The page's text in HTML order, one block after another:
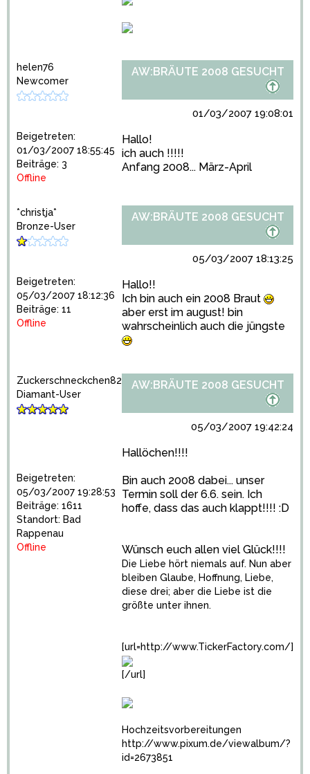
helen76
Newcomer
Beigetreten:
01/03/2007 18:55:45
Beiträge: 3
Offline
AW:BRÄUTE 2008 GESUCHT
01/03/2007 19:08:01
Hallo!
ich auch !!!!!
Anfang 2008... März-April
*christja*
Bronze-User
Beigetreten:
05/03/2007 18:12:36
Beiträge: 11
Offline
AW:BRÄUTE 2008 GESUCHT
05/03/2007 18:13:25
Hallo!!
Ich bin auch ein 2008 Braut
aber erst im august! bin
wahrscheinlich auch die jüngste
Zuckerschneckchen82
Diamant-User
Beigetreten:
05/03/2007 19:28:53
Beiträge: 1611
Standort: Bad
Rappenau
Offline
AW:BRÄUTE 2008 GESUCHT
05/03/2007 19:42:24
Hallöchen!!!!
Bin auch 2008 dabei... unser
Termin soll der 6.6. sein. Ich
hoffe, dass das auch klappt!!!! :D
Wünsch euch allen viel Glück!!!!
Die Liebe hört niemals auf. Nun aber
bleiben Glaube, Hoffnung, Liebe,
diese drei; aber die Liebe ist die
größte unter ihnen.
[url=http://www.TickerFactory.com/]
[/url]
Hochzeitsvorbereitungen
http://www.pixum.de/viewalbum/?
id=2673851